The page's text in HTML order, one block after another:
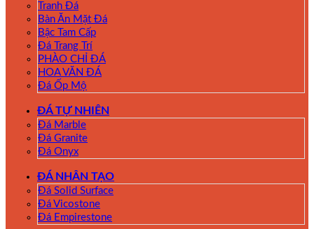
Tranh Đá
Bàn Ăn Mặt Đá
Bậc Tam Cấp
Đá Trang Trí
PHÀO CHỈ ĐÁ
HOA VĂN ĐÁ
Đá Ốp Mộ
ĐÁ TỰ NHIÊN
Đá Marble
Đá Granite
Đá Onyx
ĐÁ NHÂN TẠO
Đá Solid Surface
Đá Vicostone
Đá Empirestone